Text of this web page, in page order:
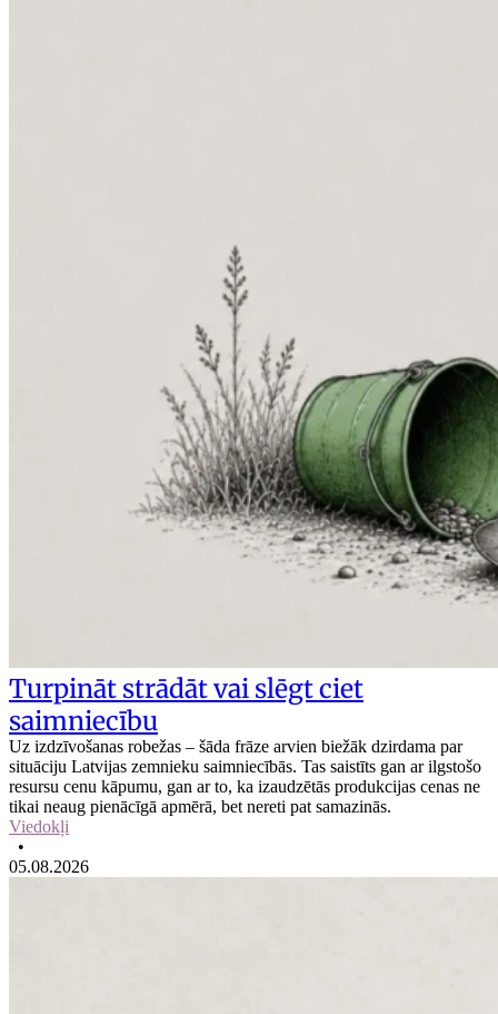
Turpināt strādāt vai slēgt ciet
saimniecību
Uz izdzīvošanas robežas – šāda frāze arvien biežāk dzirdama par
situāciju Latvijas zemnieku saimniecībās. Tas saistīts gan ar ilgstošo
resursu cenu kāpumu, gan ar to, ka izaudzētās produkcijas cenas ne
tikai neaug pienācīgā apmērā, bet nereti pat samazinās.
Viedokļi
•
05.08.2026